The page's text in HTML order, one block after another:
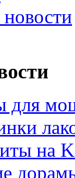
для
на